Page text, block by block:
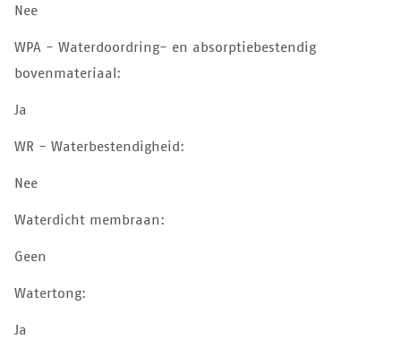
Nee
WPA - Waterdoordring- en absorptiebestendig
bovenmateriaal:
Ja
WR - Waterbestendigheid:
Nee
Waterdicht membraan:
Geen
Watertong:
Ja